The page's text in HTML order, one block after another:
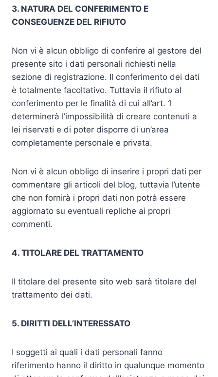
3. NATURA DEL CONFERIMENTO E
CONSEGUENZE DEL RIFIUTO
Non vi è alcun obbligo di conferire al gestore del
presente sito i dati personali richiesti nella
sezione di registrazione. Il conferimento dei dati
è totalmente facoltativo. Tuttavia il rifiuto al
conferimento per le finalità di cui all’art. 1
determinerà l’impossibilità di creare contenuti a
lei riservati e di poter disporre di un’area
completamente personale e privata.
Non vi è alcun obbligo di inserire i propri dati per
commentare gli articoli del blog, tuttavia l’utente
che non fornirà i propri dati non potrà essere
aggiornato su eventuali repliche ai propri
commenti.
4. TITOLARE DEL TRATTAMENTO
Il titolare del presente sito web sarà titolare del
trattamento dei dati.
5. DIRITTI DELL’INTERESSATO
I soggetti ai quali i dati personali fanno
riferimento hanno il diritto in qualunque momento